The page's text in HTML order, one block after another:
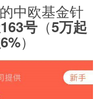
中欧基金针
号 （5万起
）